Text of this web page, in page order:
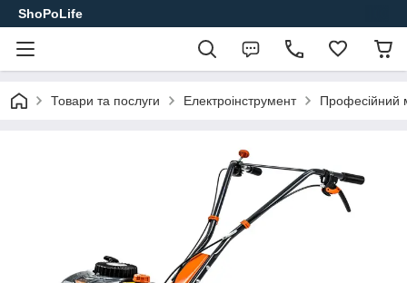
ShoPoLife
Товари та послуги Електроінструмент Професійний